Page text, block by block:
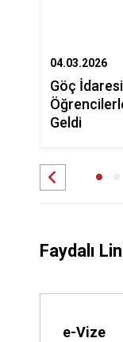
04.03.2026
Göç İdaresi
Geldi
Faydalı
e-Vize